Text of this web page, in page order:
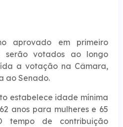
aprovado em primeiro
serão votados ao longo
a votação na Câmara,
ao Senado.
estabelece idade mínima
anos para mulheres e 65
tempo de contribuição